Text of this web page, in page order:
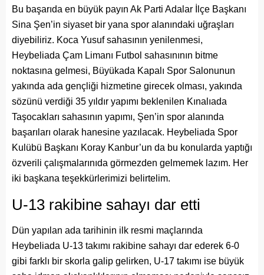
Bu başarıda en büyük payın Ak Parti Adalar İlçe Başkanı
Sina Şen’in siyaset bir yana spor alanındaki uğraşları
diyebiliriz. Koca Yusuf sahasının yenilenmesi,
Heybeliada Çam Limanı Futbol sahasınının bitme
noktasına gelmesi, Büyükada Kapalı Spor Salonunun
yakında ada gençliği hizmetine girecek olması, yakında
sözünü verdiği 35 yıldır yapımı beklenilen Kınalıada
Taşocakları sahasının yapımı, Şen’in spor alanında
başarıları olarak hanesine yazılacak. Heybeliada Spor
Kulübü Başkanı Koray Kanbur’un da bu konularda yaptığı
özverili çalışmalarınıda görmezden gelmemek lazım. Her
iki başkana teşekkürlerimizi belirtelim.
U-13 rakibine sahayı dar etti
Dün yapılan ada tarihinin ilk resmi maçlarında
Heybeliada U-13 takımı rakibine sahayı dar ederek 6-0
gibi farklı bir skorla galip gelirken, U-17 takımı ise büyük